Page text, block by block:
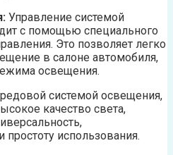
Управление системой
с помощью специального
Это позволяет легко
в салоне автомобиля,
освещения.
системой освещения,
качество света,
использования.